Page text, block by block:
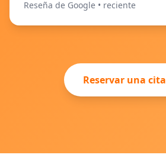
Reseña de Google • reciente
Reservar una cita